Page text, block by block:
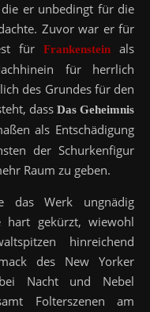
er unbedingt für die
Zuvor war er für
fürFrankensteinals
für herrlich
des Grundes für den
dass Das Geheimnis
als Entschädigung
der Schurkenfigur
Raum zu geben.
das Werk ungnädig
gekürzt, wiewohl
hinreichend
des New Yorker
Nacht und Nebel
Folterszenen am